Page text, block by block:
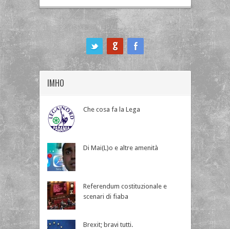
IMHO
Che cosa fa la Lega
Di Mai(L)o e altre amenità
Referendum costituzionale e
scenari di fiaba
Brexit; bravi tutti.